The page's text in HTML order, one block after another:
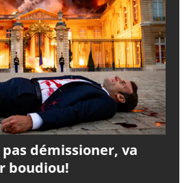
démissioner, va
boudiou!